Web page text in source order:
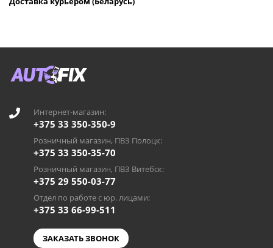
Интернет-магазин:
+375 33 350-350-9
Розничный магазин, ПВЗ Полоцк:
+375 33 350-35-70
Розничный магазин, ПВЗ Витебск:
+375 29 550-03-77
Отдел по работе с юр. лицами:
+375 33 66-99-511
ЗАКАЗАТЬ ЗВОНОК